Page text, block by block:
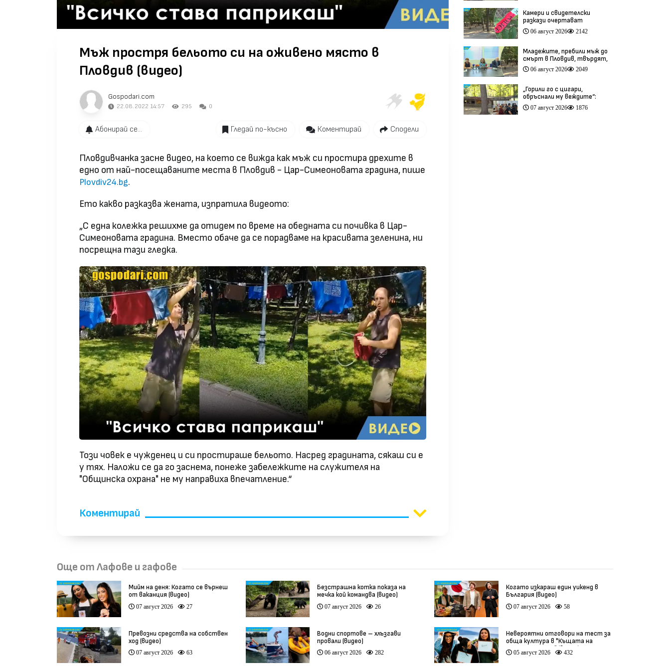
Мъж простря бельото си на оживено място в
Пловдив (видео)
Gospodari.com
22.08.2022 14:57 295 0
Абонирай се... Гледай по-късно Коментирай Сподели
Пловдивчанка засне видео, на което се вижда как мъж си простира дрехите в
едно от най-посещаваните места в Пловдив - Цар-Симеоновата градина, пише
Plovdiv24.bg.
Ето какво разказва жената, изпратила видеото:
„С една колежка решихме да отидем по време на обедната си почивка в Цар-
Симеоновата градина. Вместо обаче да се порадваме на красивата зеленина, ни
посрещна тази гледка.
Този човек е чужденец и си простираше бельото. Насред градината, сякаш си е
у тях. Наложи се да го заснема, понеже забележките на служителя на
"Общинска охрана" не му направиха впечатление.“
Коментирай
Камери и свидетелски
разкази очертават
хронологията на фаталния
побой край Младежкия хълм
06 август 2026 2142
Младежите, пребили мъж до
смърт в Пловдив, твърдят,
че са „ловци на педофили”
(видео)
06 август 2026 2049
„Горили го с цигари,
обръснали му веждите“:
Побойниците от Пловдив
остават в ареста (видео)
07 август 2026 1876
Още от Лафове и гафове
Мийм на деня: Когато се върнеш
от ваканция (видео)
07 август 2026 27
Безстрашна котка показа на
мечка кой командва (видео)
07 август 2026 26
Когато изкараш един уикенд в
България (видео)
07 август 2026 58
Превозни средства на собствен
ход (видео)
07 август 2026 63
Водни спортове – хлъзгави
провали (видео)
06 август 2026 282
Невероятни отговори на тест за
обща култура в "Къщата на
инфлуенсърите" (видео)
05 август 2026 432